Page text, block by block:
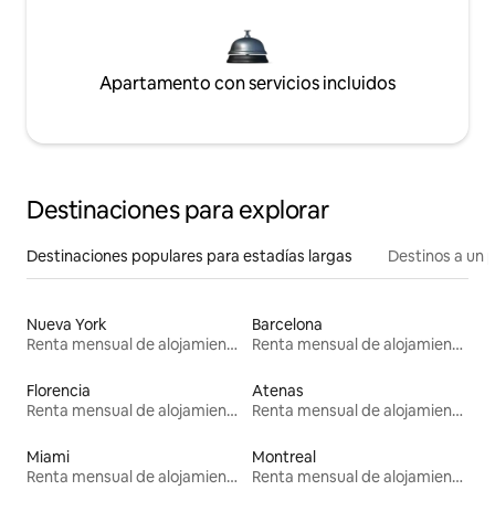
Apartamento con servicios incluidos
Destinaciones para explorar
Destinaciones populares para estadías largas Destinos a un
Nueva York
Renta mensual de alojamientos
Barcelona
Renta mensual de alojamientos
Florencia
Renta mensual de alojamientos
Atenas
Renta mensual de alojamientos
Miami
Renta mensual de alojamientos
Montreal
Renta mensual de alojamientos